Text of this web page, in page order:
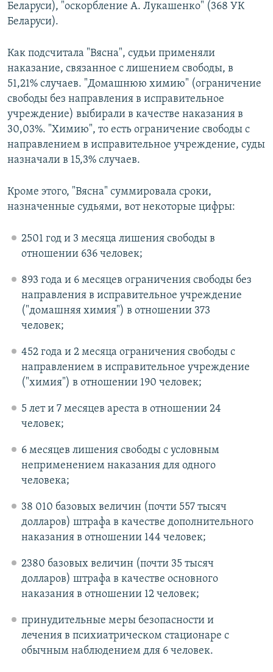
Беларуси), "оскорбление А. Лукашенко" (368 УК
Беларуси).
Как подсчитала "Вясна", судьи применяли
наказание, связанное с лишением свободы, в
51,21% случаев. "Домашнюю химию" (ограничение
свободы без направления в исправительное
учреждение) выбирали в качестве наказания в
30,03%. "Химию", то есть ограничение свободы с
направлением в исправительное учреждение, суды
назначали в 15,3% случаев.
Кроме этого, "Вясна" суммировала сроки,
назначенные судьями, вот некоторые цифры:
2501 год и 3 месяца лишения свободы в
отношении 636 человек;
893 года и 6 месяцев ограничения свободы без
направления в исправительное учреждение
("домашняя химия") в отношении 373
человек;
452 года и 2 месяца ограничения свободы с
направлением в исправительное учреждение
("химия") в отношении 190 человек;
5 лет и 7 месяцев ареста в отношении 24
человек;
6 месяцев лишения свободы с условным
неприменением наказания для одного
человека;
38 010 базовых величин (почти 557 тысяч
долларов) штрафа в качестве дополнительного
наказания в отношении 144 человек;
2380 базовых величин (почти 35 тысяч
долларов) штрафа в качестве основного
наказания в отношении 12 человек;
принудительные меры безопасности и
лечения в психиатрическом стационаре с
обычным наблюдением для 6 человек.